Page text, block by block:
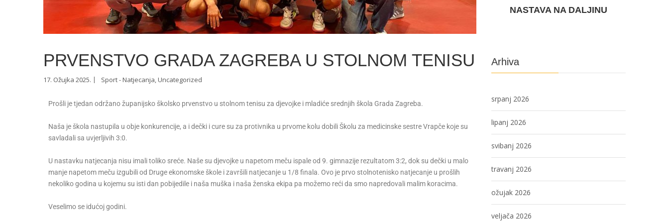
PRVENSTVO GRADA ZAGREBA U STOLNOM TENISU
17. Ožujka 2025. Sport - Natjecanja,Uncategorized
Prošli je tjedan održano županijsko školsko prvenstvo u stolnom tenisu za djevojke i mladiće srednjih škola Grada Zagreba.
Naša je škola nastupila u obje konkurencije, a i dečki i cure su za protivnika u prvome kolu dobili Školu za medicinske sestre Vrapče koje su
savladali sa uvjerljivih 3:0.
U nastavku natjecanja nisu imali toliko sreće. Naše su djevojke u napetom meču ispale od 9. gimnazije rezultatom 3:2, dok su dečki u malo
manje napetom meču izgubili od Druge ekonomske škole i završili natjecanje u 1/8 finala. Ovo je prvo stolnotenisko natjecanje u prošlih
nekoliko godina u kojemu su isti dan pobijedile i naša muška i naša ženska ekipa pa možemo reći da smo napredovali malim koracima.
Veselimo se idućoj godini.
NASTAVA NA DALJINU
Arhiva
srpanj 2026
lipanj 2026
svibanj 2026
travanj 2026
ožujak 2026
veljača 2026